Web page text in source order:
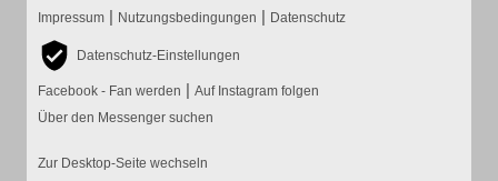
Impressum | Nutzungsbedingungen | Datenschutz
Datenschutz-Einstellungen
Facebook - Fan werden | Auf Instagram folgen
Über den Messenger suchen
Zur Desktop-Seite wechseln